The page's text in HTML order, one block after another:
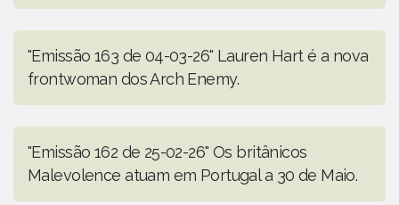
"Emissão 163 de 04-03-26" Lauren Hart é a nova
frontwoman dos Arch Enemy.
"Emissão 162 de 25-02-26" Os britânicos
Malevolence atuam em Portugal a 30 de Maio.